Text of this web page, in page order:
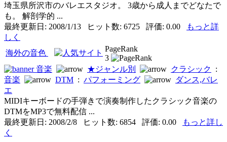
埼玉県所沢市のバレエスタジオ。 3歳から成人までどなたで
も。 解剖学的 ...
最終更新日: 2008/1/13 ヒット数: 6725 評価: 0.00
もっと詳
しく
海外の音色
PageRank
3
音楽
★ジャンル別 クラシック
:
音楽
DTM : パフォーミング
ダンス,バレ
エ
MIDIキーボードの手弾きで演奏制作したクラシック音楽の
DTMをMP3で無料配信 ...
最終更新日: 2008/2/8 ヒット数: 6854 評価: 0.00
もっと詳し
く